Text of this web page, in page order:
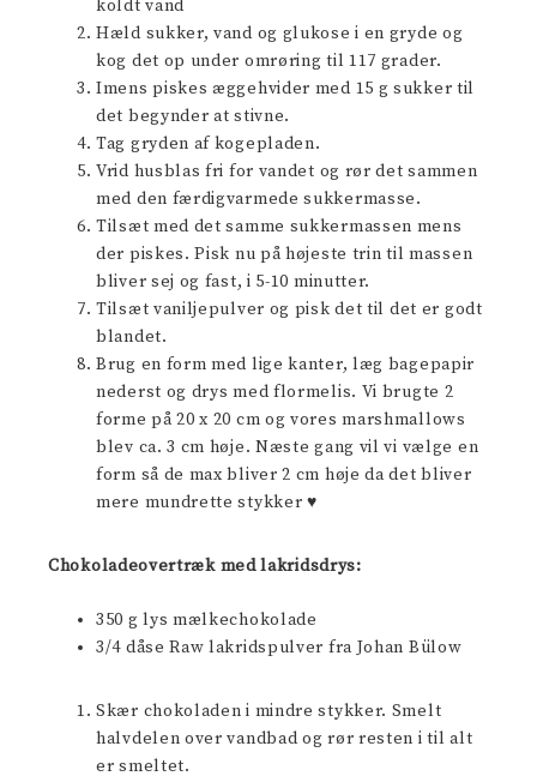
koldt vand
Hæld sukker, vand og glukose i en gryde og
kog det op under omrøring til 117 grader.
Imens piskes æggehvider med 15 g sukker til
det begynder at stivne.
Tag gryden af kogepladen.
Vrid husblas fri for vandet og rør det sammen
med den færdigvarmede sukkermasse.
Tilsæt med det samme sukkermassen mens
der piskes. Pisk nu på højeste trin til massen
bliver sej og fast, i 5-10 minutter.
Tilsæt vaniljepulver og pisk det til det er godt
blandet.
Brug en form med lige kanter, læg bagepapir
nederst og drys med flormelis. Vi brugte 2
forme på 20 x 20 cm og vores marshmallows
blev ca. 3 cm høje. Næste gang vil vi vælge en
form så de max bliver 2 cm høje da det bliver
mere mundrette stykker ♥
Chokoladeovertræk med lakridsdrys:
350 g lys mælkechokolade
3/4 dåse Raw lakridspulver fra Johan Bülow
Skær chokoladen i mindre stykker. Smelt
halvdelen over vandbad og rør resten i til alt
er smeltet.